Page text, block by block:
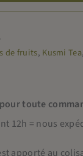
de fruits, Kusmi Tea,
toute
12h = nous
apporté au